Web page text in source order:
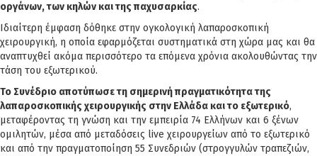
οργάνων, των κηλών και της παχυσαρκίας.
Ιδιαίτερη έμφαση δόθηκε στην ογκολογική λαπαροσκοπική
χειρουργική, η οποία εφαρμόζεται συστηματικά στη χώρα μας και θα
αναπτυχθεί ακόμα περισσότερο τα επόμενα χρόνια ακολουθώντας την
τάση του εξωτερικού.
Το Συνέδριο αποτύπωσε τη σημερινή πραγματικότητα της
λαπαροσκοπικής χειρουργικής στην Ελλάδα και το εξωτερικό,
μεταφέροντας τη γνώση και την εμπειρία 74 Ελλήνων και 6 ξένων
ομιλητών, μέσα από μεταδόσεις live χειρουργείων από το εξωτερικό
και από την πραγματοποίηση 55 Συνεδριών (στρογγυλών τραπεζιών,